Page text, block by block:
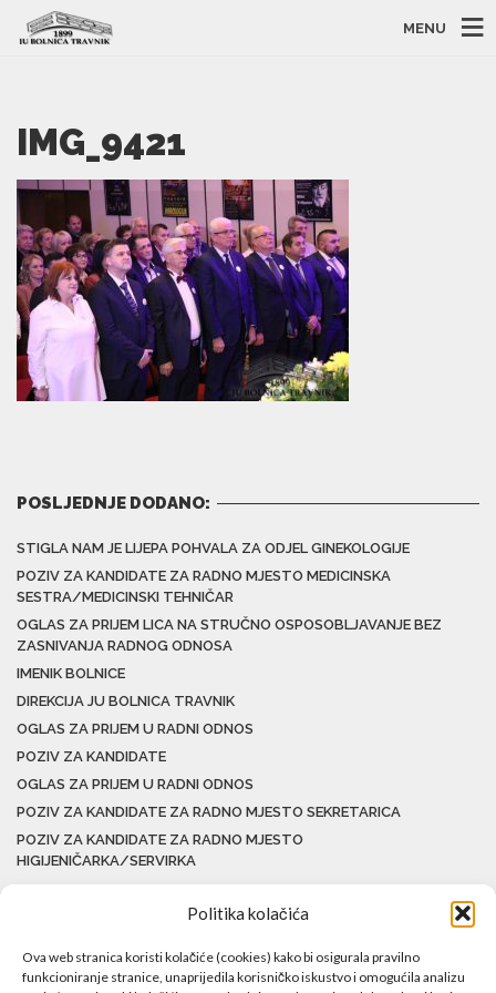
Politika kolačića
Ova web stranica koristi kolačiće (cookies) kako bi osigurala pravilno
funkcioniranje stranice, unaprijedila korisničko iskustvo i omogućila analizu
MENU
IMG_9421
POSLJEDNJE DODANO:
STIGLA NAM JE LIJEPA POHVALA ZA ODJEL GINEKOLOGIJE
POZIV ZA KANDIDATE ZA RADNO MJESTO MEDICINSKA
SESTRA/MEDICINSKI TEHNIČAR
OGLAS ZA PRIJEM LICA NA STRUČNO OSPOSOBLJAVANJE BEZ
ZASNIVANJA RADNOG ODNOSA
IMENIK BOLNICE
DIREKCIJA JU BOLNICA TRAVNIK
OGLAS ZA PRIJEM U RADNI ODNOS
POZIV ZA KANDIDATE
OGLAS ZA PRIJEM U RADNI ODNOS
POZIV ZA KANDIDATE ZA RADNO MJESTO SEKRETARICA
POZIV ZA KANDIDATE ZA RADNO MJESTO
HIGIJENIČARKA/SERVIRKA